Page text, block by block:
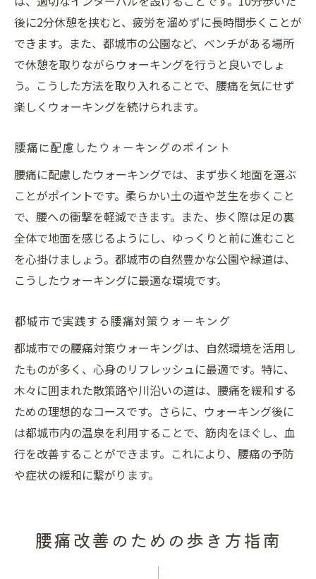
後に2分休憩を挟むと、疲労を溜めずに長時間歩くことが
できます。また、都城市の公園など、ベンチがある場所
で休憩を取りながらウォーキングを行うと良いでしょ
う。こうした方法を取り入れることで、腰痛を気にせず
楽しくウォーキングを続けられます。
腰痛に配慮したウォーキングのポイント
腰痛に配慮したウォーキングでは、まず歩く地面を選ぶ
ことがポイントです。柔らかい土の道や芝生を歩くこと
で、腰への衝撃を軽減できます。また、歩く際は足の裏
全体で地面を感じるようにし、ゆっくりと前に進むこと
を心掛けましょう。都城市の自然豊かな公園や緑道は、
こうしたウォーキングに最適な環境です。
都城市で実践する腰痛対策ウォーキング
都城市での腰痛対策ウォーキングは、自然環境を活用し
たものが多く、心身のリフレッシュに最適です。特に、
木々に囲まれた散策路や川沿いの道は、腰痛を緩和する
ための理想的なコースです。さらに、ウォーキング後に
は都城市内の温泉を利用することで、筋肉をほぐし、血
行を改善することができます。これにより、腰痛の予防
や症状の緩和に繋がります。
腰痛改善のための歩き方指南